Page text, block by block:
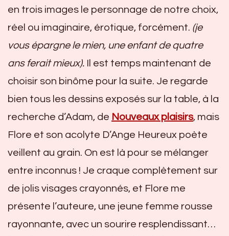
en trois images le personnage de notre choix,
réel ou imaginaire, érotique, forcément. (je
vous épargne le mien, une enfant de quatre
ans ferait mieux). Il est temps maintenant de
choisir son binôme pour la suite. Je regarde
bien tous les dessins exposés sur la table, à la
recherche d’Adam, de Nouveaux plaisirs, mais
Flore et son acolyte D’Ange Heureux poète
veillent au grain. On est là pour se mélanger
entre inconnus ! Je craque complètement sur
de jolis visages crayonnés, et Flore me
présente l’auteure, une jeune femme rousse
rayonnante, avec un sourire resplendissant…